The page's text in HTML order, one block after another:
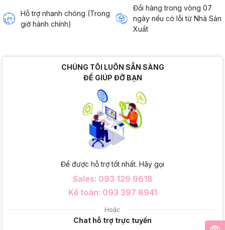
Hỗ trợ nhanh chóng (Trong
giờ hành chính)
Đổi hàng trong vòng 07
ngày nếu có lỗi từ Nhà Sản
Xuất
CHÚNG TÔI LUÔN SẴN SÀNG
ĐỂ GIÚP ĐỠ BẠN
Để được hỗ trợ tốt nhất. Hãy gọi
Sales: 093 129 9618
Kế toán: 093 397 8941
Hoặc
Chat hỗ trợ trực tuyến